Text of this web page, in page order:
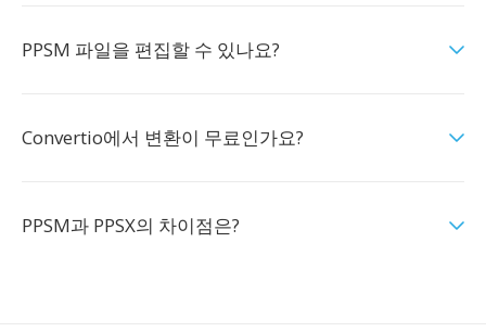
PPSM 파일을 편집할 수 있나요?
Convertio에서 변환이 무료인가요?
PPSM과 PPSX의 차이점은?